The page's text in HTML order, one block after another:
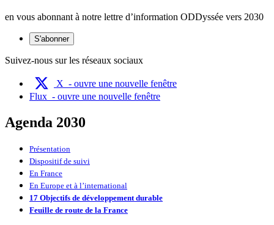
en vous abonnant à notre lettre d’information ODDyssée vers 2030
S'abonner
Suivez-nous sur les réseaux sociaux
X - ouvre une nouvelle fenêtre
Flux - ouvre une nouvelle fenêtre
Agenda 2030
Présentation
Dispositif de suivi
En France
En Europe et à l’international
17 Objectifs de développement durable
Feuille de route de la France